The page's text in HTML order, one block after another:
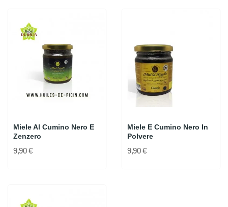
Miele Al Cumino Nero E
Zenzero
9,90 €
Miele E Cumino Nero In
Polvere
9,90 €